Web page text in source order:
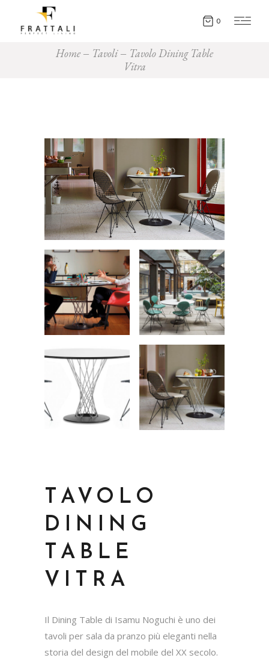
0
Home Tavoli
Tavolo Dining Table
Vitra
TAVOLO
DINING
TABLE
VITRA
Il Dining Table di Isamu Noguchi è uno dei
tavoli per sala da pranzo più eleganti nella
storia del design del mobile del XX secolo.